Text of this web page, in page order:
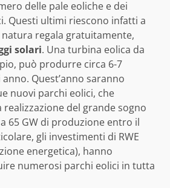
delle pale eoliche e dei
Questi ultimi riescono infatti a
regala gratuitamente,
solari. Una turbina eolica da
può produrre circa 6-7
Quest’anno saranno
nuovi parchi eolici, che
del grande sogno
65 GW di produzione entro il
gli investimenti di RWE
energetica), hanno
numerosi parchi eolici in tutta